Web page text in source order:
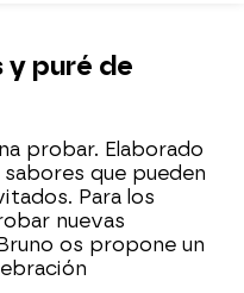
y puré de
probar. Elaborado
que pueden
Para los
nuevas
os propone un